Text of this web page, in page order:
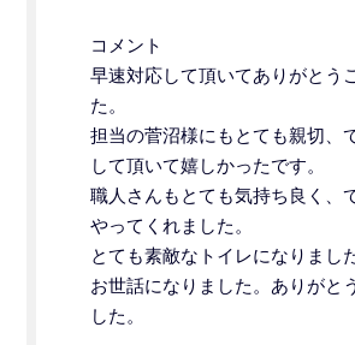
コメント
早速対応して頂いてありがとう
た。
担当の菅沼様にもとても親切、
して頂いて嬉しかったです。
職人さんもとても気持ち良く、
やってくれました。
とても素敵なトイレになりまし
お世話になりました。ありがと
した。